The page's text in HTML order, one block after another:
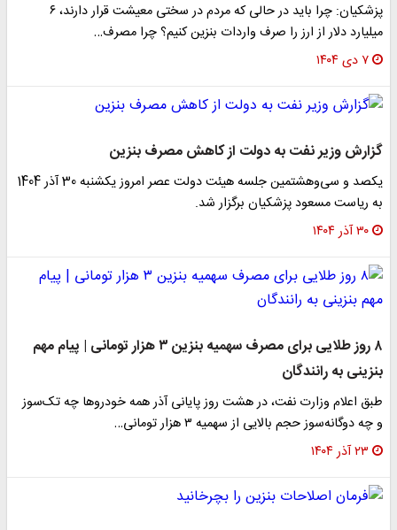
پزشکیان: چرا باید در حالی که مردم در سختی معیشت قرار دارند، ۶
میلیارد دلار از ارز را صرف واردات بنزین کنیم؟ چرا مصرف…
۷ دی ۱۴۰۴
گزارش وزیر نفت به دولت از کاهش مصرف بنزین
یکصد و سی‌وهشتمین جلسه هیئت دولت عصر امروز یکشنبه 30 آذر 1404
به ریاست مسعود پزشکیان برگزار شد.
۳۰ آذر ۱۴۰۴
۸ روز طلایی برای مصرف سهمیه بنزین ۳ هزار تومانی | پیام مهم
بنزینی به رانندگان
طبق اعلام وزارت نفت، در هشت روز پایانی آذر همه‌ خودروها چه تک‌سوز
و چه دوگانه‌سوز حجم بالایی از سهمیه ۳ هزار تومانی…
۲۳ آذر ۱۴۰۴